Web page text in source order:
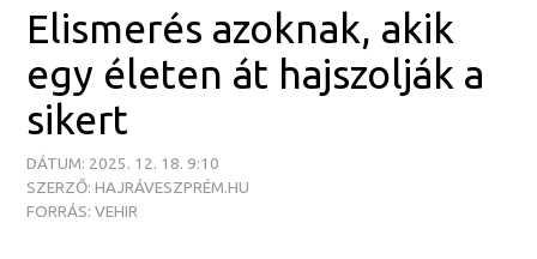
Elismerés azoknak, akik
egy életen át hajszolják a
sikert
DÁTUM: 2025. 12. 18. 9:10
SZERZŐ: HAJRÁVESZPRÉM.HU
FORRÁS: VEHIR